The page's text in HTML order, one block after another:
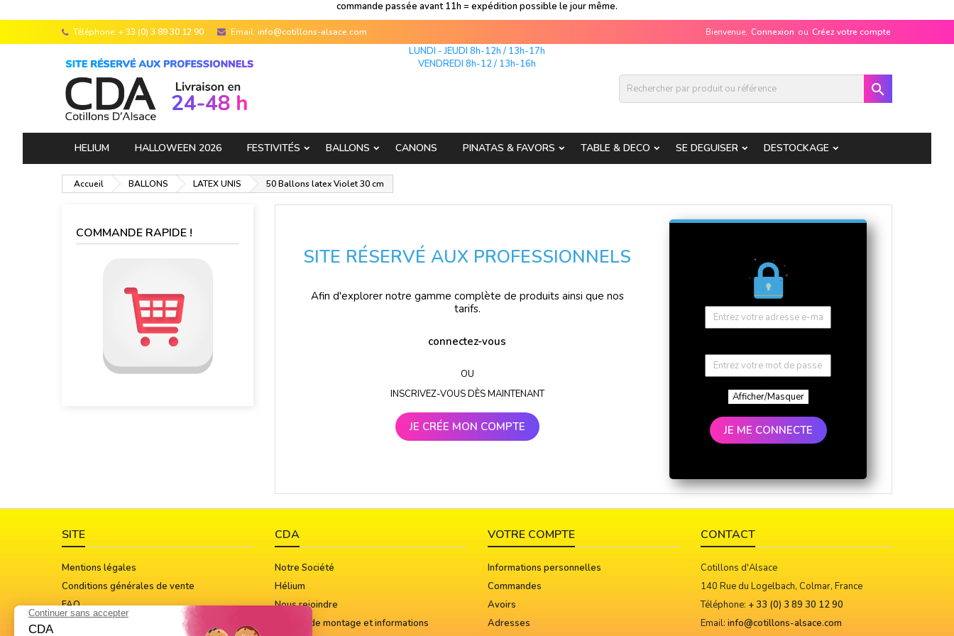
commande passée avant 11h = expédition possible le jour même.
Téléphone: + 33 (0) 3 89 30 12 90 Email: info@cotillons-alsace.com Bienvenue, Connexion ou Créez votre compte

LUNDI - JEUDI 8h-12h / 13h-17h
VENDREDI 8h-12 / 13h-16h
HELIUM HALLOWEEN 2026 FESTIVITÉS BALLONS CANONS PINATAS & FAVORS TABLE & DECO SE DEGUISER DESTOCKAGE
Accueil BALLONS LATEX UNIS 50 Ballons latex Violet 30 cm
COMMANDE RAPIDE !
SITE RÉSERVÉ AUX PROFESSIONNELS
Afin d'explorer notre gamme complète de produits ainsi que nos
tarifs.
connectez-vous
OU
INSCRIVEZ-VOUS DÈS MAINTENANT
JE CRÉE MON COMPTE
Afficher/Masquer
JE ME CONNECTE
SITE
Mentions légales
Conditions générales de vente
FAQ
CDA
Notre Société
Hélium
Nous rejoindre
Notices de montage et informations
VOTRE COMPTE
Informations personnelles
Commandes
Avoirs
Adresses
CONTACT
Cotillons d'Alsace
140 Rue du Logelbach, Colmar, France
Téléphone: + 33 (0) 3 89 30 12 90
Email: info@cotillons-alsace.com